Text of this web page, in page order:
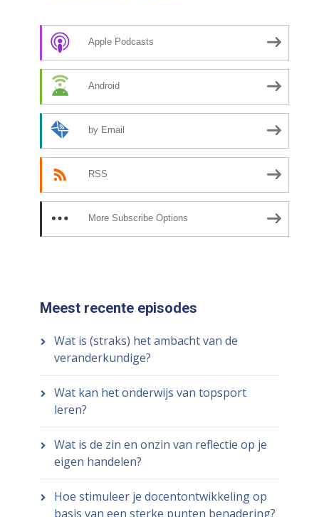
Apple Podcasts
Android
by Email
RSS
More Subscribe Options
Meest recente episodes
Wat is (straks) het ambacht van de
veranderkundige?
Wat kan het onderwijs van topsport
leren?
Wat is de zin en onzin van reflectie op je
eigen handelen?
Hoe stimuleer je docentontwikkeling op
basis van een sterke punten benadering?